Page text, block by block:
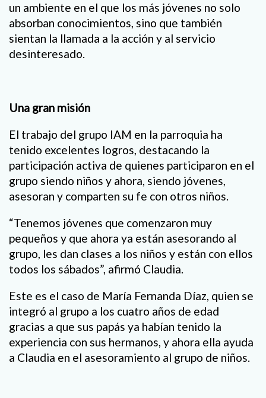
un ambiente en el que los más jóvenes no solo
absorban conocimientos, sino que también
sientan la llamada a la acción y al servicio
desinteresado.
Una gran misión
El trabajo del grupo IAM en la parroquia ha
tenido excelentes logros, destacando la
participación activa de quienes participaron en el
grupo siendo niños y ahora, siendo jóvenes,
asesoran y comparten su fe con otros niños.
“Tenemos jóvenes que comenzaron muy
pequeños y que ahora ya están asesorando al
grupo, les dan clases a los niños y están con ellos
todos los sábados”, afirmó Claudia.
Este es el caso de María Fernanda Díaz, quien se
integró al grupo a los cuatro años de edad
gracias a que sus papás ya habían tenido la
experiencia con sus hermanos, y ahora ella ayuda
a Claudia en el asesoramiento al grupo de niños.